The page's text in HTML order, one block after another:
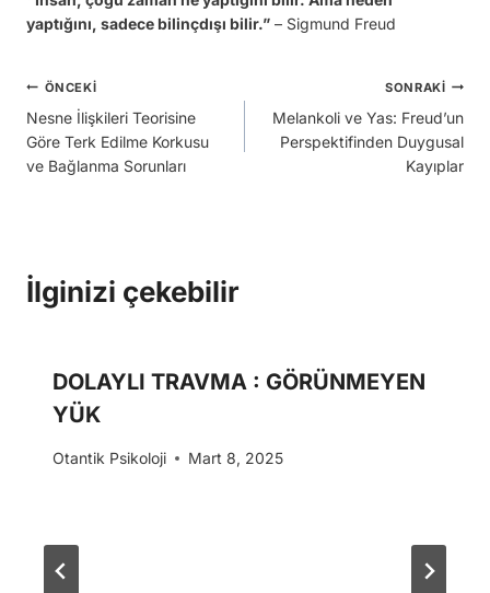
yaptığını, sadece bilinçdışı bilir.” – Sigmund Freud
Yazı
gezinmesi
ÖNCEKI
Nesne İlişkileri Teorisine
Göre Terk Edilme Korkusu
ve Bağlanma Sorunları
SONRAKI
Melankoli ve Yas: Freud’un
Perspektifinden Duygusal
Kayıplar
İlginizi çekebilir
DOLAYLI TRAVMA : GÖRÜNMEYEN
YÜK
Otantik Psikoloji Mart 8, 2025